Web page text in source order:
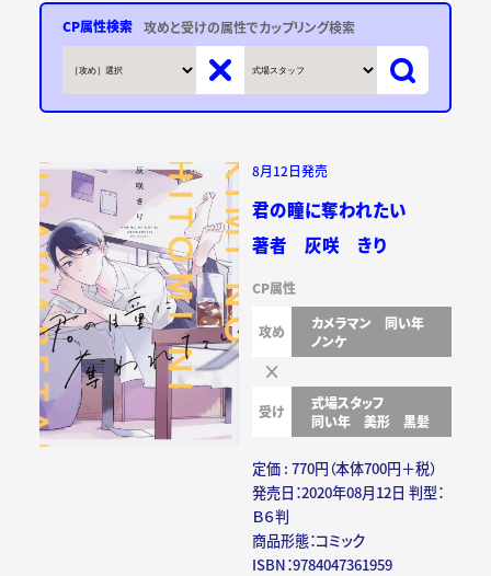
攻めと受けの属性でカップリング検索
CP属性検索
8月12日発売
君の瞳に奪われたい
著者 灰咲 きり
CP属性
攻め カメラマン
同い年
ノンケ
受け
式場スタッフ
同い年
美形 黒髪
定価 : 770円（本体700円＋税）
発売日：2020年08月12日 判型：
Ｂ６判
商品形態：コミック
ISBN：9784047361959